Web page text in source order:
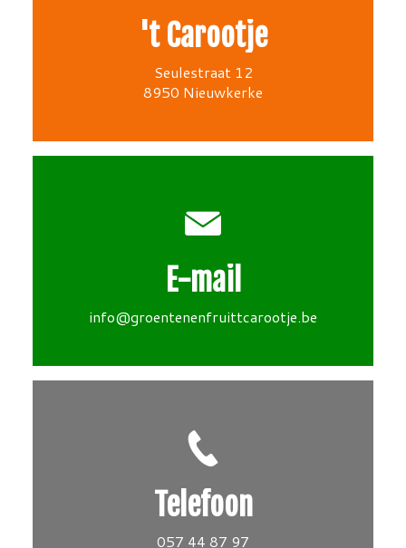
't Carootje
Seulestraat 12
8950 Nieuwkerke
E-mail
info@groentenenfruittcarootje.be
Telefoon
057 44 87 97